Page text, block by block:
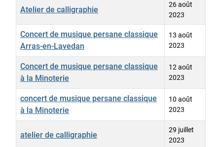
Atelier de calligraphie
26 août
2023
Concert de musique persane classique
Arras-en-Lavedan
13 août
2023
Concert de musique persane classique
à la Minoterie
12 août
2023
concert de musique persane classique
à la Minoterie
10 août
2023
atelier de calligraphie
29 juillet
2023